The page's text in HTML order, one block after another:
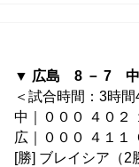
▼ 広島 8 － 7 中
＜試合時間：3時
中｜０００ ４０２
広｜０００ ４１１
[勝] ブレイシア（2